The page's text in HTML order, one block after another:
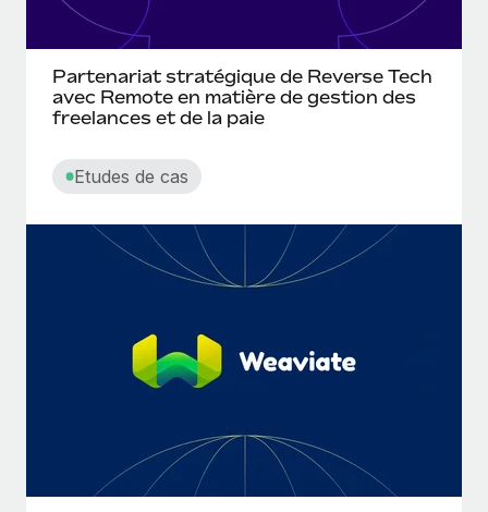
Partenariat stratégique de Reverse Tech
avec Remote en matière de gestion des
freelances et de la paie
Etudes de cas